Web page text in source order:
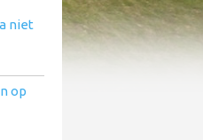
niet
op